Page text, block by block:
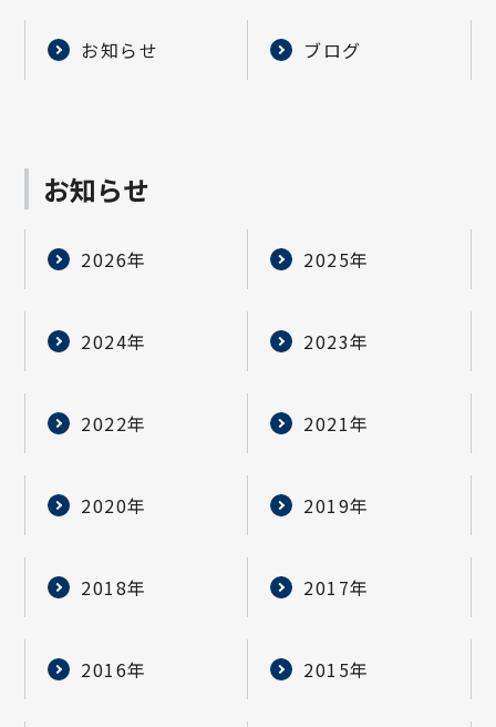
お知らせ ブログ
お知らせ
2026年 2025年
2024年 2023年
2022年 2021年
2020年 2019年
2018年 2017年
2016年 2015年